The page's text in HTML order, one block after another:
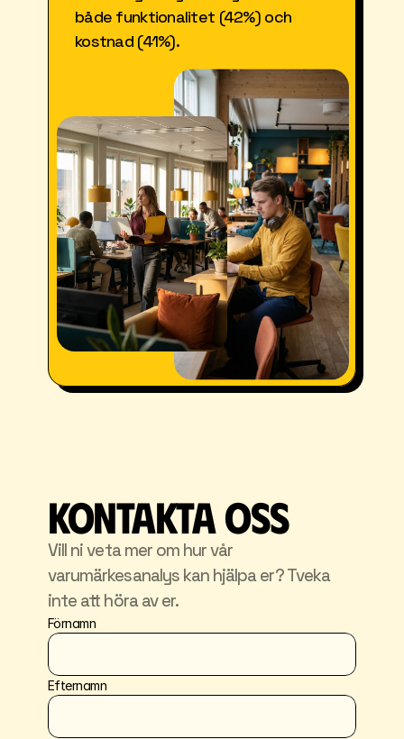
både funktionalitet (42%) och
kostnad (41%).
Kontakta oss
Vill ni veta mer om hur vår
varumärkesanalys kan hjälpa er? Tveka
inte att höra av er.
Förnamn
Efternamn